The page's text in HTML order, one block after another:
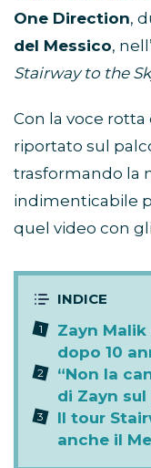
One Direction,
del Messico,
Stairway to the
Con la voce rotta
riportato sul
trasformando la
indimenticabile
quel video con
Zayn
dopo 10
“Non la
di Zayn
Il tour
anche il